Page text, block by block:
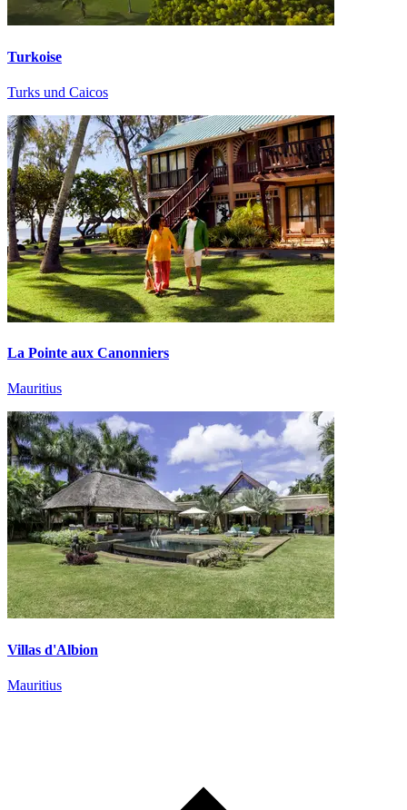
Turkoise
Turks und Caicos
La Pointe aux Canonniers
Mauritius
Villas d'Albion
Mauritius